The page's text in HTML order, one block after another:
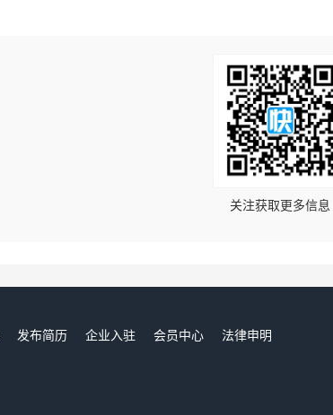
关注获取更多信息
发布简历 企业入驻 会员中心
法律申明